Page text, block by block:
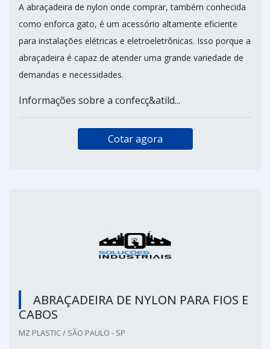
A abraçadeira de nylon onde comprar, também conhecida
como enforca gato, é um acessório altamente eficiente
para instalações elétricas e eletroeletrônicas. Isso porque a
abraçadeira é capaz de atender uma grande variedade de
demandas e necessidades.
Informações sobre a confecç&atild...
Cotar agora
ABRAÇADEIRA DE NYLON PARA FIOS E
CABOS
MZ PLASTIC / SÃO PAULO - SP